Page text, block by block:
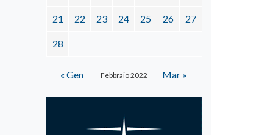
Febbraio 2022
21 22 23 24 25 26 27
28
« Gen Mar »